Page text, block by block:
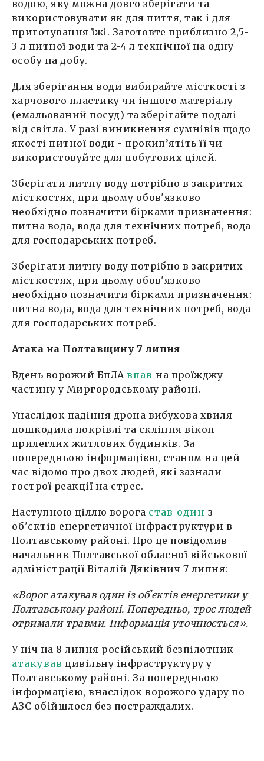
водою, яку можна довго зберігати та
використовувати як для пиття, так і для
приготування їжі. Заготовте приблизно 2,5-
3 л питної води та 2-4 л технічної на одну
особу на добу.
Для зберігання води вибирайте місткості з
харчового пластику чи іншого матеріалу
(емальований посуд) та зберігайте подалі
від світла. У разі виникнення сумнівів щодо
якості питної води - прокип’ятіть її чи
використовуйте для побутових цілей.
Зберігати питну воду потрібно в закритих
місткостях, при цьому обов'язково
необхідно позначити бірками призначення:
питна вода, вода для технічних потреб, вода
для господарських потреб.
Зберігати питну воду потрібно в закритих
місткостях, при цьому обов'язково
необхідно позначити бірками призначення:
питна вода, вода для технічних потреб, вода
для господарських потреб.
Атака на Полтавщину 7 липня
Вдень ворожий БпЛАвпав на проїжджу
частину у Миргородському районі.
Унаслідок падіння дрона вибухова хвиля
пошкодила покрівлі та скління вікон
прилеглих житлових будинків. За
попередньою інформацією, станом на цей
час відомо про двох людей, які зазнали
гострої реакції на стрес.
Наступною ціллю ворога став один з
об'єктів енергетичної інфраструктури в
Полтавському районі. Про це повідомив
начальник Полтавської обласної військової
адміністрації Віталій Дяківнич 7 липня:
«Ворог атакував один із обʼєктів енергетики у
Полтавському районі. Попередньо, троє людей
отримали травми. Інформація уточнюється».
У ніч на 8 липня російський безпілотник
атакував цивільну інфраструктуру у
Полтавському районі. За попередньою
інформацією, внаслідок ворожого удару по
АЗС обійшлося без постраждалих.